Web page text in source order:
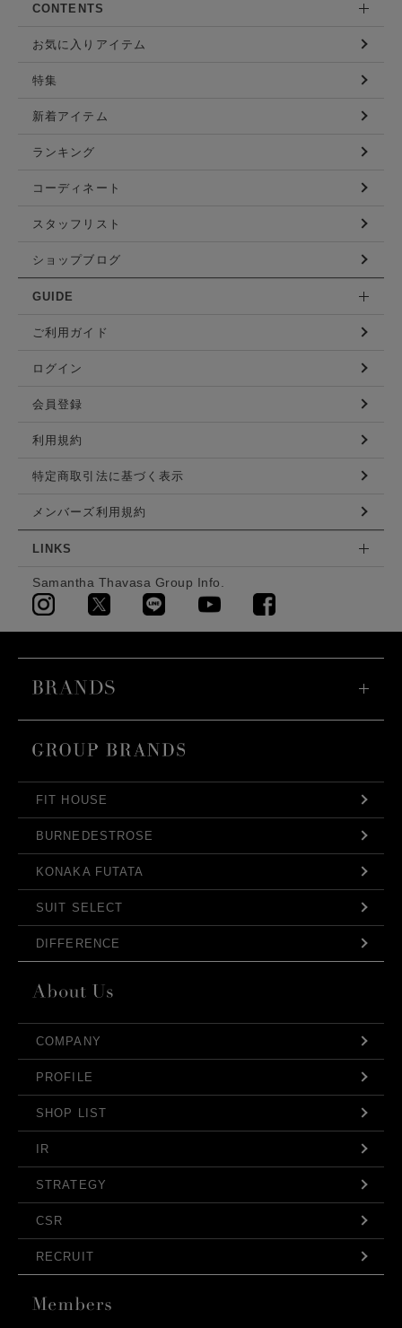
CONTENTS
お気に入りアイテム
特集
新着アイテム
ランキング
コーディネート
スタッフリスト
ショップブログ
GUIDE
ご利用ガイド
ログイン
会員登録
利用規約
特定商取引法に基づく表示
メンバーズ利用規約
LINKS
Samantha Thavasa Group Info.
FIT HOUSE
BURNEDESTROSE
KONAKA FUTATA
SUIT SELECT
DIFFERENCE
COMPANY
PROFILE
SHOP LIST
IR
STRATEGY
CSR
RECRUIT